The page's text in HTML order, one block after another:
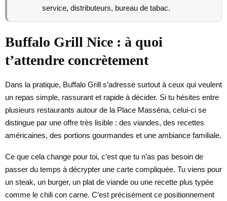
service, distributeurs, bureau de tabac.
Buffalo Grill Nice : à quoi
t’attendre concrètement
Dans la pratique, Buffalo Grill s’adresse surtout à ceux qui veulent
un repas simple, rassurant et rapide à décider. Si tu hésites entre
plusieurs restaurants autour de la Place Masséna, celui-ci se
distingue par une offre très lisible : des viandes, des recettes
américaines, des portions gourmandes et une ambiance familiale.
Ce que cela change pour toi, c’est que tu n’as pas besoin de
passer du temps à décrypter une carte compliquée. Tu viens pour
un steak, un burger, un plat de viande ou une recette plus typée
comme le chili con carne. C’est précisément ce positionnement